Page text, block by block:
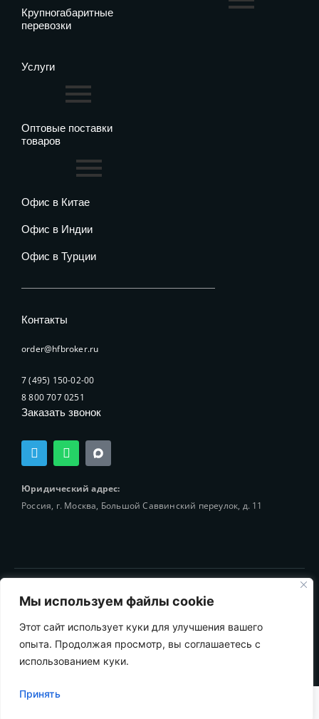
Мы используем файлы cookie
Этот сайт использует куки для улучшения вашего
опыта. Продолжая просмотр, вы соглашаетесь с
использованием куки.
Принять
Крупногабаритные
перевозки
Услуги
Оптовые поставки
товаров
Офис в Китае
Офис в Индии
Офис в Турции
Контакты
order@hfbroker.ru
7 (495) 150-02-00
8 800 707 0251
Заказать звонок
T
e
e
r
W
h
t
a
Юридический адрес:
Россия, г. Москва, Большой Саввинский переулок, д. 11
© 2002-2025 Holding-Finance Broker